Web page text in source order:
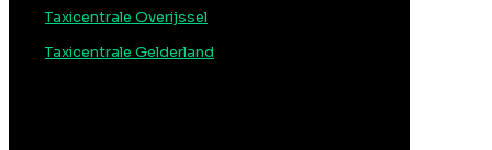
Taxicentrale Overijssel
Taxicentrale Gelderland